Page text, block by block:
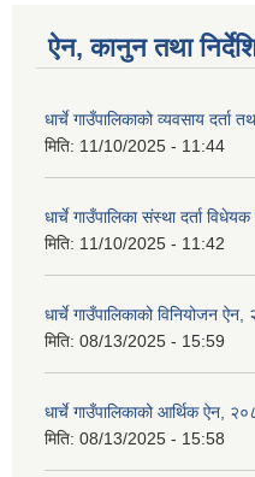
ऐन, कानुन तथा
धार्चे गाउँपालिकाको व्यवसाय
मिति: 11/10/2025 - 11:44
धार्चे गाउँपालिका संस्था दर्ता
मिति: 11/10/2025 - 11:42
धार्चे गाउँपालिकाको विनियोजन
मिति: 08/13/2025 - 15:59
धार्चे गाउँपालिकाको आर्थिक ऐन,
मिति: 08/13/2025 - 15:58